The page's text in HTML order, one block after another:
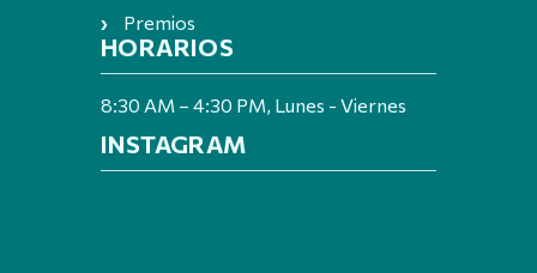
Premios
HORARIOS
8:30 AM – 4:30 PM, Lunes - Viernes
INSTAGRAM